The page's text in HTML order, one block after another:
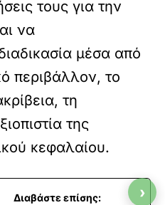
τους για την
να
μέσα από
περιβάλλον, το
τη
της
κεφαλαίου.
Διαβάστε επίσης:
›